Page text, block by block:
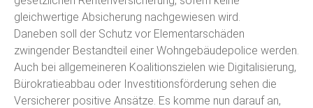
gleichwertige Absicherung nachgewiesen wird.
Daneben soll der Schutz vor Elementarschäden
zwingender Bestandteil einer Wohngebäudepolice werden.
Auch bei allgemeineren Koalitionszielen wie Digitalisierung,
Bürokratieabbau oder Investitionsförderung sehen die
Versicherer positive Ansätze. Es komme nun darauf an,